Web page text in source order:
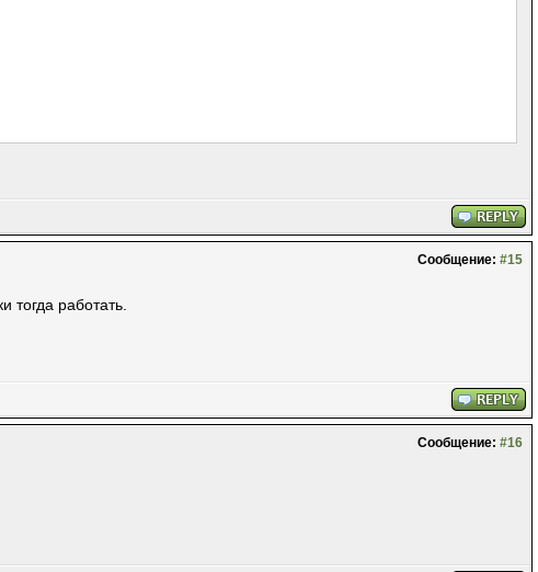
Сообщение: #15
тогда работать.
Сообщение: #16